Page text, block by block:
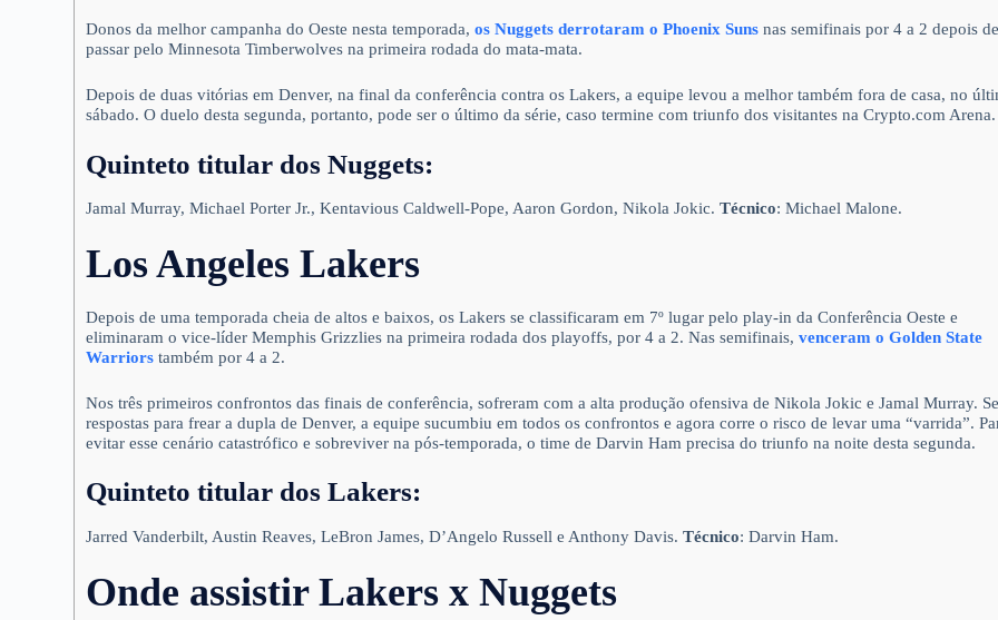
Donos da melhor campanha do Oeste nesta temporada,os Nuggets derrotaram o Phoenix Suns nas semifinais por 4 a 2 depois
passar pelo Minnesota Timberwolves na primeira rodada do mata-mata.
Depois de duas vitórias em Denver, na final da conferência contra os Lakers, a equipe levou a melhor também fora de casa, no
sábado. O duelo desta segunda, portanto, pode ser o último da série, caso termine com triunfo dos visitantes na Crypto.com Arena.
Quinteto titular dos Nuggets:
Jamal Murray, Michael Porter Jr., Kentavious Caldwell-Pope, Aaron Gordon, Nikola Jokic.Técnico: Michael Malone.
Los Angeles Lakers
Depois de uma temporada cheia de altos e baixos, os Lakers se classificaram em 7º lugar pelo play-in da Conferência Oeste e
eliminaram o vice-líder Memphis Grizzlies na primeira rodada dos playoffs, por 4 a 2. Nas semifinais,venceram o Golden State
Warriors também por 4 a 2.
Nos três primeiros confrontos das finais de conferência, sofreram com a alta produção ofensiva de Nikola Jokic e Jamal Murray.
respostas para frear a dupla de Denver, a equipe sucumbiu em todos os confrontos e agora corre o risco de levar uma “varrida”.
evitar esse cenário catastrófico e sobreviver na pós-temporada, o time de Darvin Ham precisa do triunfo na noite desta segunda.
Quinteto titular dos Lakers:
Jarred Vanderbilt, Austin Reaves, LeBron James, D’Angelo Russell e Anthony Davis.Técnico: Darvin Ham.
Onde assistir Lakers x Nuggets